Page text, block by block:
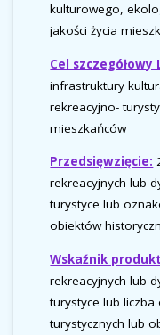
kulturowego,
jakości życia
Cel szczegółowy
infrastruktury
rekreacyjno-
mieszkańców
Przedsięwzięcie:
rekreacyjnych lub
turystyce lub
obiektów
Wskaźnik
rekreacyjnych lub
turystyce lub
turystycznych lub